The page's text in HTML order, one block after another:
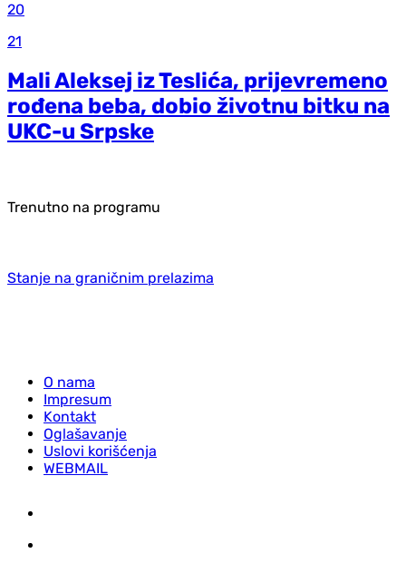
20
21
Mali Aleksej iz Teslića, prijevremeno
rođena beba, dobio životnu bitku na
UKC-u Srpske
Trenutno na programu
Stanje na graničnim prelazima
O nama
Impresum
Kontakt
Oglašavanje
Uslovi korišćenja
WEBMAIL